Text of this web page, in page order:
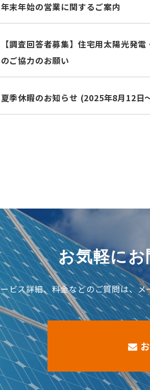
年末年始の営業に関するご案内
【調査回答者募集】住宅用太陽光発
のご協力のお願い
夏季休暇のお知らせ (2025年8月12日
お気軽に
ビス詳細、料金などのご質問は、メ